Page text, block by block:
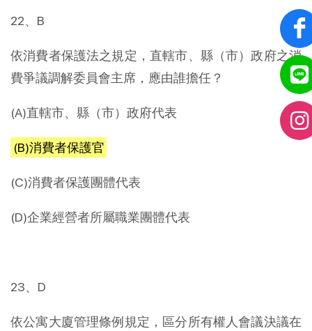
22、B
依消費者保護法之規定，直轄市、縣（市）政府之消
費爭議調解委員會主席，應由誰擔任？
(A)直轄市、縣（市）政府代表
(B)消費者保護官
(C)消費者保護團體代表
(D)企業經營者所屬職業團體代表
23、D
依公寓大廈管理條例規定，區分所有權人會議決議在